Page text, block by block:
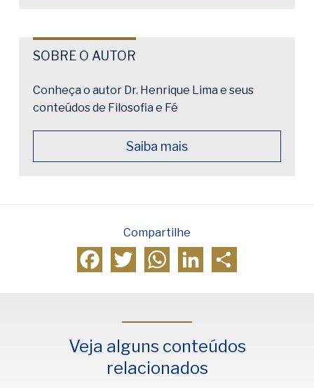
SOBRE O AUTOR
Conheça o autor Dr. Henrique Lima e seus
conteúdos de Filosofia e Fé
Saiba mais
Compartilhe
FacebookTwitter WhatsAppLinkedIn
Veja alguns conteúdos
relacionados